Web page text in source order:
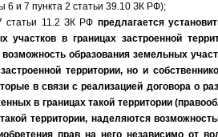
6 и 7 пункта 2 статьи 39.10 ЗК РФ);
статьи 11.2 ЗК РФ предлагается
участков в границах застроенной
возможность образования земельных
территории, но и
в связи с реализацией договора о
в границах такой территории
территории, наделяются
прав на него независимо от